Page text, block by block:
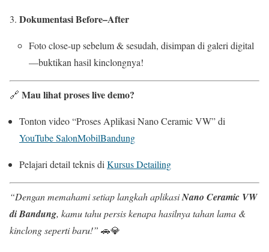
Dokumentasi Before–After
Foto close-up sebelum & sesudah, disimpan di galeri digital
—buktikan hasil kinclongnya!
🔗 Mau lihat proses live demo?
Tonton video “Proses Aplikasi Nano Ceramic VW” di
YouTube SalonMobilBandung
Pelajari detail teknis diKursus Detailing
“Dengan memahami setiap langkah aplikasiNano Ceramic VW
di Bandung, kamu tahu persis kenapa hasilnya tahan lama &
kinclong seperti baru!” 🚗💎